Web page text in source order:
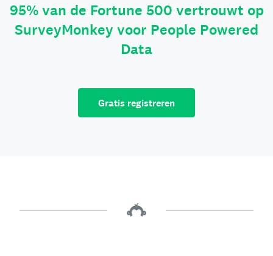
95% van de Fortune 500 vertrouwt op
SurveyMonkey voor People Powered
Data
Gratis registreren